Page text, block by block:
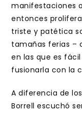
manifestaciones
entonces
triste y patética
tamañas ferias –
en las que es
fusionarla con la
A diferencia de
Borrell escuchó